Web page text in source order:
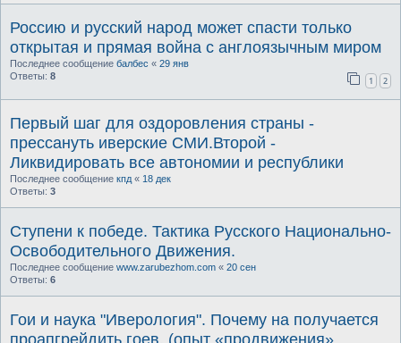
Россию и русский народ может спасти только
открытая и прямая война с англоязычным миром
Последнее сообщение балбес « 29 янв
Ответы: 8 1 2
Первый шаг для оздоровления страны -
прессануть иверские СМИ.Второй -
Ликвидировать все автономии и республики
Последнее сообщение кпд « 18 дек
Ответы: 3
Ступени к победе. Тактика Русского Национально-
Освободительного Движения.
Последнее сообщение www.zarubezhom.com « 20 сен
Ответы: 6
Гои и наука "Иверология". Почему на получается
проапгрейдить гоев. (опыт «продвижения»